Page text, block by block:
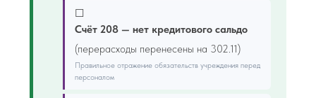
☐
Счёт 208 — нет кредитового сальдо
(перерасходы перенесены на 302.11)
Правильное отражение обязательств учреждения перед
персоналом